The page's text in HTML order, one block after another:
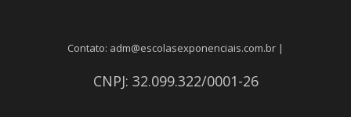
Contato: adm@escolasexponenciais.com.br |
CNPJ: 32.099.322/0001-26